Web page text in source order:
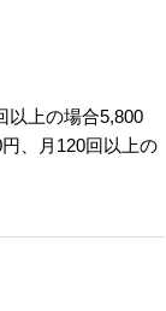
以上の場合5,800
、月120回以上の